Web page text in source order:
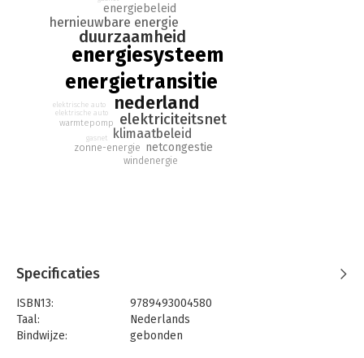
energiesysteem
energietransitie
nederland
duurzaamheid
elektriciteitsnet
hernieuwbare energie
klimaatbeleid
energiebeleid
netcongestie
windenergie
zonne-energie
warmtepomp
elektrische auto
gasnet
elektrische auto
Specificaties
ISBN13:
9789493004580
Taal:
Nederlands
Bindwijze:
gebonden